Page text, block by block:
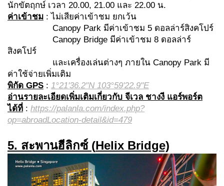
นักขัตฤกษ์ เวลา 20.00, 21.00 และ 22.00 น.
ค่าเข้าชม : ไม่เสียค่าเข้าชม ยกเว้น
Canopy Park มีค่าเข้าชม 5 ดอลล่าร์สิงคโปร์
Canopy Bridge มีค่าเข้าชม 8 ดอลล่าร์
สิงคโปร์
และเครื่องเล่นต่างๆ ภายใน Canopy Park มี
ค่าใช้จ่ายเพิ่มเติม
พิกัด GPS : 1°21'36.2"N 103°59'22.9"E
อ่านรายละเอียดเพิ่มเติมเกี่ยวกับ จีเวล ชางงี แอร์พอร์ต
ได้ที่ : https://palanla.com/index.php?
op=abroadLocation-detail&id=479
5. สะพานฮีลิกซ์ (Helix Bridge)